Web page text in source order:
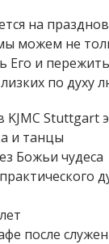
на
можем не
Его и
по духу
Stuttgart
и танцы
Божьи чудеса
после